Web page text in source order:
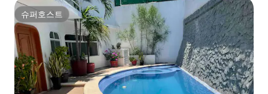
슈퍼호스트
슈퍼호스트